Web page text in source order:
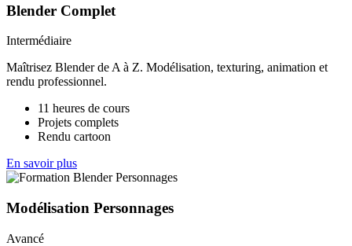
Blender Complet
Intermédiaire
Maîtrisez Blender de A à Z. Modélisation, texturing, animation et
rendu professionnel.
11 heures de cours
Projets complets
Rendu cartoon
En savoir plus
Modélisation Personnages
Avancé